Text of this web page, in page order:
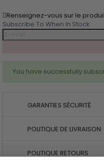
Renseignez-vous sur le
Subscribe To When In Stock
You have successfully
GARANTIES SÉCURITÉ
POLITIQUE DE LIVRAISON
POLITIQUE RETOURS